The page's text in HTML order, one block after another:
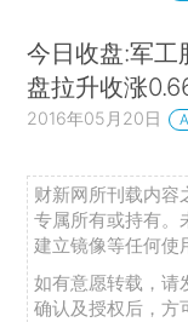
今日收盘:军工
盘拉升收涨
2016年05月20日
财新网所刊载内容
专属所有或持有。
建立镜像等任何使
如有意愿转载，请
确认及授权后，方